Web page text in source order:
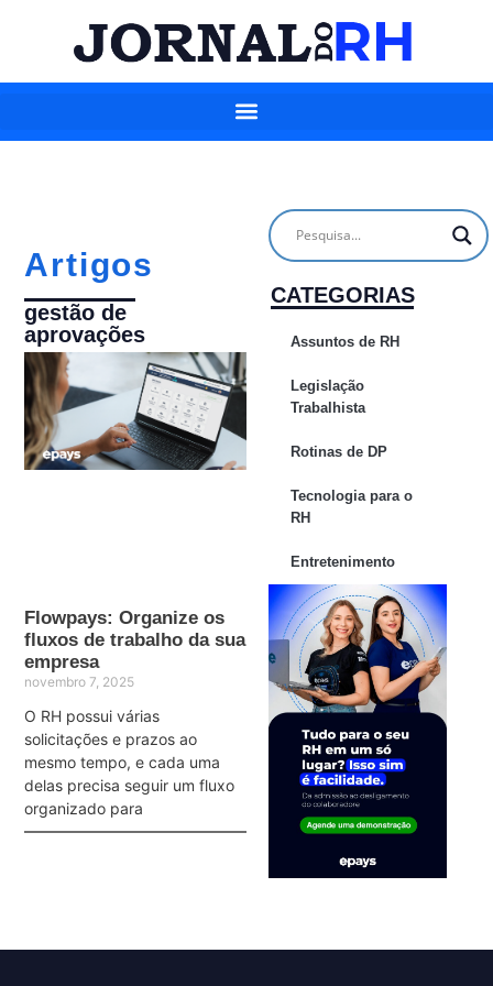
Artigos
gestão de
aprovações
Flowpays: Organize os
fluxos de trabalho da sua
empresa
novembro 7, 2025
O RH possui várias
solicitações e prazos ao
mesmo tempo, e cada uma
delas precisa seguir um fluxo
organizado para
CATEGORIAS
Assuntos de RH
Legislação
Trabalhista
Rotinas de DP
Tecnologia para o
RH
Entretenimento